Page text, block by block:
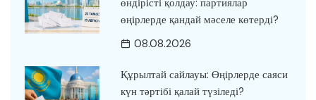
өндірісті қолдау: партиялар
өңірлерде қандай мәселе көтерді?
08.08.2026
Құрылтай сайлауы: Өңірлерде саяси
күн тәртібі қалай түзіледі?